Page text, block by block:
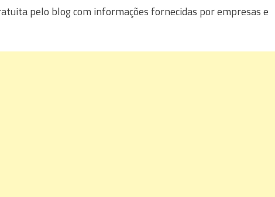
pelo blog com informações fornecidas por empresas e